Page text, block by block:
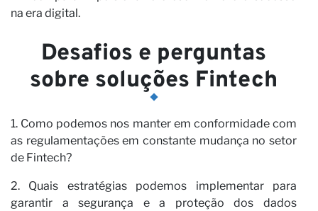
na era digital.
Desafios e perguntas
sobre soluções Fintech
1. Como podemos nos manter em conformidade com
as regulamentações em constante mudança no setor
de Fintech?
2. Quais estratégias podemos implementar para
garantir a segurança e a proteção dos dados